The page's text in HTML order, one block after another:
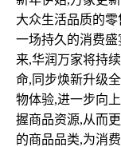
大众生活品质的
一场持久的消费
来,华润万家将持
命,同步焕新升级
物体验,进一步向
握商品资源,从而
的商品品类,为消